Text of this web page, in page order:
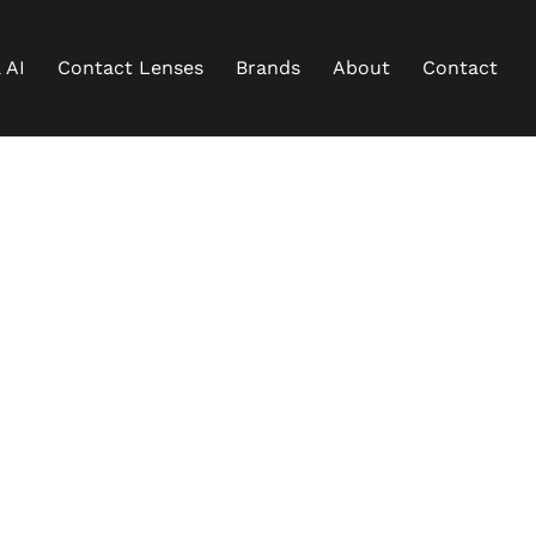
AI Contact Lenses Brands About Contact